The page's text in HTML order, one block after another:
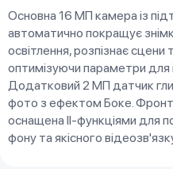
Основна 16 МП камера із
автоматично покращує
освітлення, розпізнає сцени
оптимізуючи параметри для
Додатковий 2 МП датчик
фото з ефектом Боке.
оснащена ІІ-функціями для
фону та якісного